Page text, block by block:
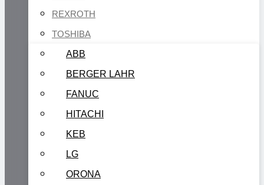
REXROTH
TOSHIBA
ABB
BERGER LAHR
FANUC
HITACHI
KEB
LG
ORONA